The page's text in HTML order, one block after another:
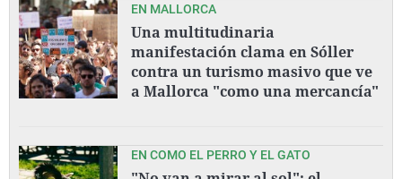
EN MALLORCA
Una multitudinaria
manifestación clama en Sóller
contra un turismo masivo que ve
a Mallorca "como una mercancía"
EN COMO EL PERRO Y EL GATO